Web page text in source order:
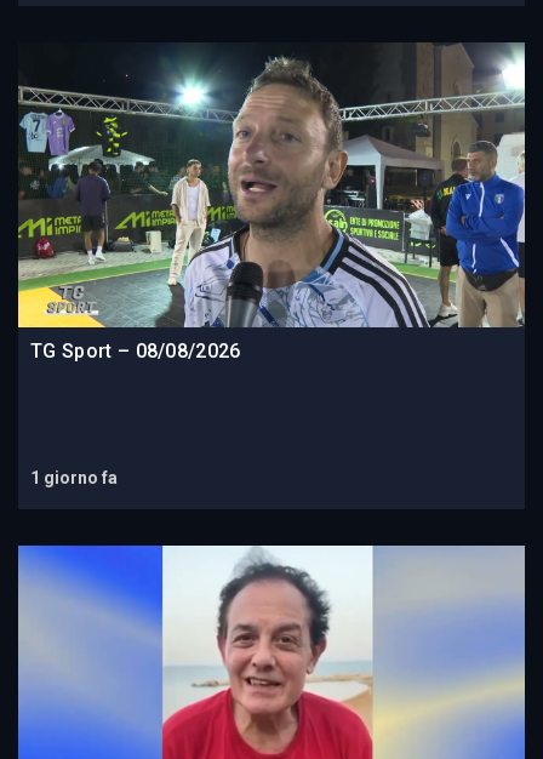
TG Sport – 08/08/2026
1 giorno fa